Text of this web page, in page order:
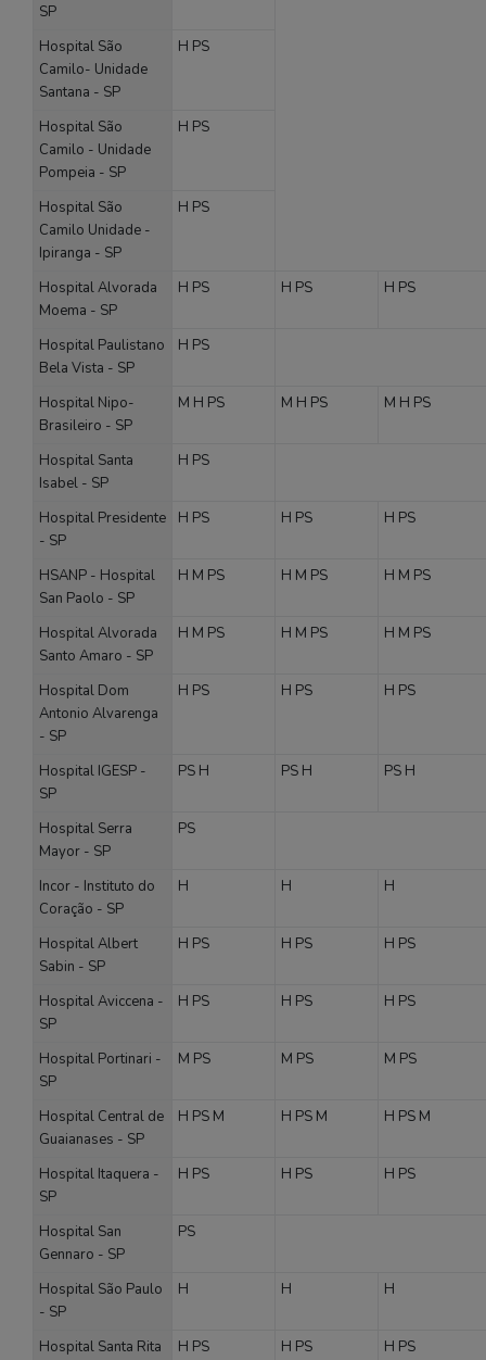
SP
Hospital São
Camilo- Unidade
Santana - SP
H PS
Hospital São
Camilo - Unidade
Pompeia - SP
H PS
Hospital São
Camilo Unidade -
Ipiranga - SP
H PS
Hospital Alvorada
Moema - SP
H PS H PS H PS
Hospital Paulistano
Bela Vista - SP
H PS
Hospital Nipo-
Brasileiro - SP
M H PS M H PS M H PS
Hospital Santa
Isabel - SP
H PS
Hospital Presidente
- SP
H PS H PS H PS
HSANP - Hospital
San Paolo - SP
H M PS H M PS H M PS
Hospital Alvorada
Santo Amaro - SP
H M PS H M PS H M PS
Hospital Dom
Antonio Alvarenga
- SP
H PS H PS H PS
Hospital IGESP -
SP
PS H PS H PS H
Hospital Serra
Mayor - SP
PS
Incor - Instituto do
Coração - SP
H H H
Hospital Albert
Sabin - SP
H PS H PS H PS
Hospital Aviccena -
SP
H PS H PS H PS
Hospital Portinari -
SP
M PS M PS M PS
Hospital Central de
Guaianases - SP
H PS M H PS M H PS M
Hospital Itaquera -
SP
H PS H PS H PS
Hospital San
Gennaro - SP
PS
Hospital São Paulo
- SP
H H H
Hospital Santa Rita
H PS H PS H PS